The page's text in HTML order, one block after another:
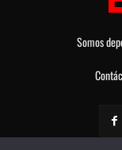
Somos